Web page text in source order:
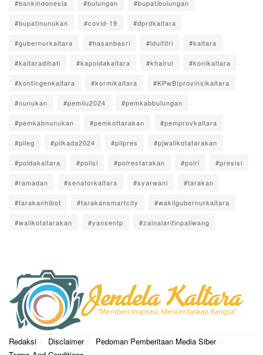
#bankindonesia #bulungan #bupatibulungan
#bupatinunukan #covid-19 #dprdkaltara
#gubernurkaltara #hasanbasri #idulfitri #kaltara
#kaltaradihati #kapoldakaltara #khairul #konikaltara
#kontingenkaltara #kormikaltara #KPwBIprovinsikaltara
#nunukan #pemilu2024 #pemkabbulungan
#pemkabnunukan #pemkottarakan #pemprovkaltara
#pileg #pilkada2024 #pilpres #pjwalikotatarakan
#poldakaltara #polisi #polrestarakan #polri #presisi
#ramadan #senatorkaltara #syarwani #tarakan
#tarakanhibot #tarakansmartcity #wakilgubernurkaltara
#walikotatarakan #yansentp #zainalarifinpaliwang
Redaksi Disclaimer
Pedoman Pemberitaan Media Siber